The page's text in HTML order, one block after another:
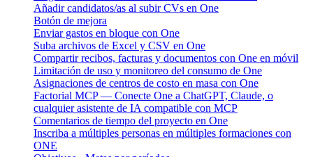
Añadir candidatos/as al subir CVs en One
Botón de mejora
Enviar gastos en bloque con One
Suba archivos de Excel y CSV en One
Compartir recibos, facturas y documentos con One en móvil
Limitación de uso y monitoreo del consumo de One
Asignaciones de centros de costo en masa con One
Factorial MCP — Conecte One a ChatGPT, Claude, o
cualquier asistente de IA compatible con MCP
Comentarios de tiempo del proyecto en One
Inscriba a múltiples personas en múltiples formaciones con
ONE